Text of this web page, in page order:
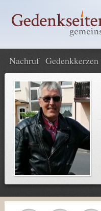
Nachruf Gedenkkerzen